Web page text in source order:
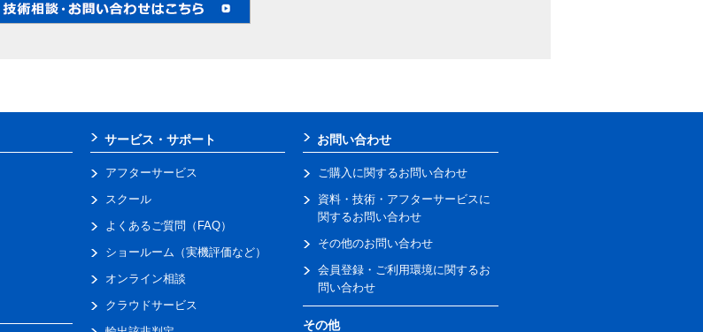
サービス・サポート
アフターサービス
スクール
よくあるご質問（FAQ）
ショールーム（実機評価など）
オンライン相談
クラウドサービス
お問い合わせ
ご購入に関するお問い合わせ
資料・技術・アフターサービスに
関するお問い合わせ
その他のお問い合わせ
会員登録・ご利用環境に関するお
問い合わせ
その他